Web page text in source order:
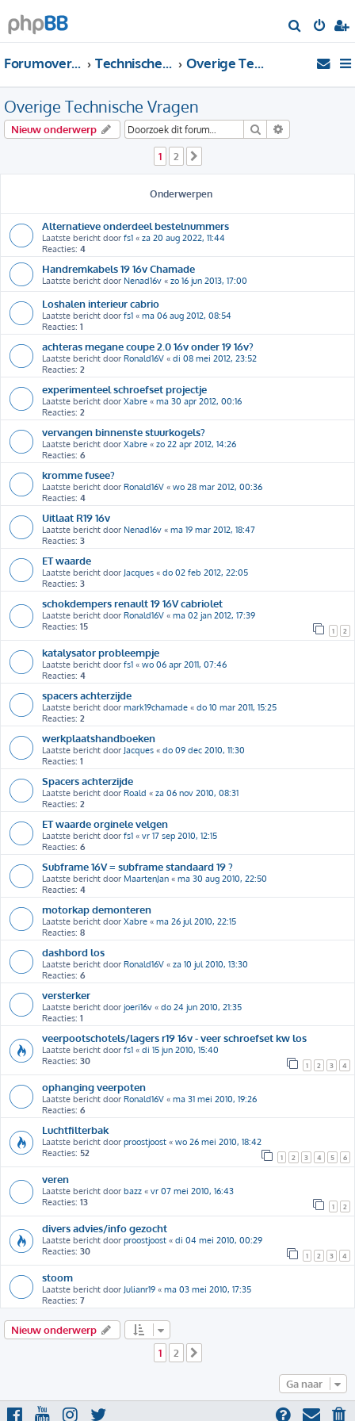
o
Forumoverzicht Technische Forums Overige Technische Vragen
Overige Technische Vragen
Nieuw onderwerp Zoek
1 2
Onderwerpen
Alternatieve onderdeel bestelnummers
Laatste bericht door fs1 « za 20 aug 2022, 11:44
Reacties: 4
Handremkabels 19 16v Chamade
Laatste bericht door Nenad16v « zo 16 jun 2013, 17:00
Loshalen interieur cabrio
Laatste bericht door fs1 « ma 06 aug 2012, 08:54
Reacties: 1
achteras megane coupe 2.0 16v onder 19 16v?
Laatste bericht door Ronald16V « di 08 mei 2012, 23:52
Reacties: 2
experimenteel schroefset projectje
Laatste bericht door Xabre « ma 30 apr 2012, 00:16
Reacties: 2
vervangen binnenste stuurkogels?
Laatste bericht door Xabre « zo 22 apr 2012, 14:26
Reacties: 6
kromme fusee?
Laatste bericht door Ronald16V « wo 28 mar 2012, 00:36
Reacties: 4
Uitlaat R19 16v
Laatste bericht door Nenad16v « ma 19 mar 2012, 18:47
Reacties: 3
ET waarde
Laatste bericht door Jacques « do 02 feb 2012, 22:05
Reacties: 3
schokdempers renault 19 16V cabriolet
Laatste bericht door Ronald16V « ma 02 jan 2012, 17:39
Reacties: 15 1 2
katalysator probleempje
Laatste bericht door fs1 « wo 06 apr 2011, 07:46
Reacties: 4
spacers achterzijde
Laatste bericht door mark19chamade « do 10 mar 2011, 15:25
Reacties: 2
werkplaatshandboeken
Laatste bericht door Jacques « do 09 dec 2010, 11:30
Reacties: 1
Spacers achterzijde
Laatste bericht door Roald « za 06 nov 2010, 08:31
Reacties: 2
ET waarde orginele velgen
Laatste bericht door fs1 « vr 17 sep 2010, 12:15
Reacties: 6
Subframe 16V = subframe standaard 19 ?
Laatste bericht door MaartenJan « ma 30 aug 2010, 22:50
Reacties: 4
motorkap demonteren
Laatste bericht door Xabre « ma 26 jul 2010, 22:15
Reacties: 8
dashbord los
Laatste bericht door Ronald16V « za 10 jul 2010, 13:30
Reacties: 6
versterker
Laatste bericht door joeri16v « do 24 jun 2010, 21:35
Reacties: 1
veerpootschotels/lagers r19 16v - veer schroefset kw los
Laatste bericht door fs1 « di 15 jun 2010, 15:40
Reacties: 30 1 2 3 4
ophanging veerpoten
Laatste bericht door Ronald16V « ma 31 mei 2010, 19:26
Reacties: 6
Luchtfilterbak
Laatste bericht door proostjoost « wo 26 mei 2010, 18:42
Reacties: 52 1 2 3 4 5 6
veren
Laatste bericht door bazz « vr 07 mei 2010, 16:43
Reacties: 13 1 2
divers advies/info gezocht
Laatste bericht door proostjoost « di 04 mei 2010, 00:29
Reacties: 30 1 2 3 4
stoom
Laatste bericht door Julianr19 « ma 03 mei 2010, 17:35
Reacties: 7
Nieuw onderwerp
1
2
Ga naar